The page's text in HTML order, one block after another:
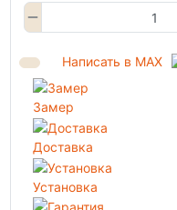
Написать в MAX
Замер
Доставка
Установка